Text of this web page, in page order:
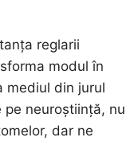
reglarii
modul în
mediul din jurul
pe neuroștiință, nu
dar ne